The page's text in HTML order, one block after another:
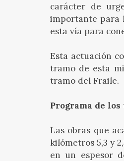
carácter de
importante para
esta vía para
Esta actuación
tramo de esta
tramo del Fraile.
Programa de los
Las obras que
kilómetros 5,3 y
en un espesor